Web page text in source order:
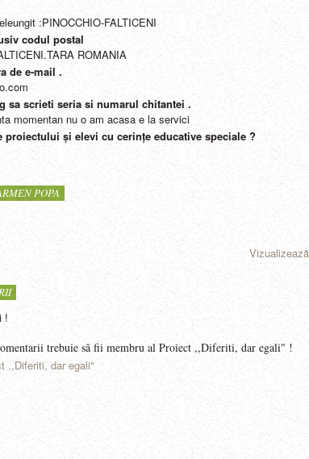
:PINOCCHIO-FALTICENI
codul postal
ROMANIA
de e-mail .
sa scrieti seria si numarul chitantei .
momentan nu o am acasa e la servici
și elevi cu cerințe educative speciale ?
POPA
!
trebuie să fii membru al Proiect ,,Diferiti, dar egali" !
,,Diferiti, dar egali"